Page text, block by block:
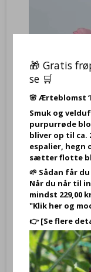
Ærteblomst
SBmiks3
Lathyrus odoratus
29,95 DKK
🎁 Gratis
se 🛒
🌸 Ærteblomst
Smuk og
purpurrøde
bliver op til ca.
espalier, hegn
sætter flotte
🌱 Sådan får
Når du når til
mindst 229,00
"Klik her og
👉[Se flere